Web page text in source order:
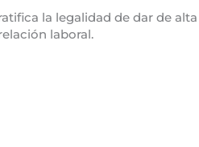
la legalidad de dar de
laboral.